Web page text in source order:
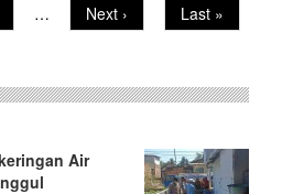
…
Next
page
Next ›
Last
page
Last »
Air